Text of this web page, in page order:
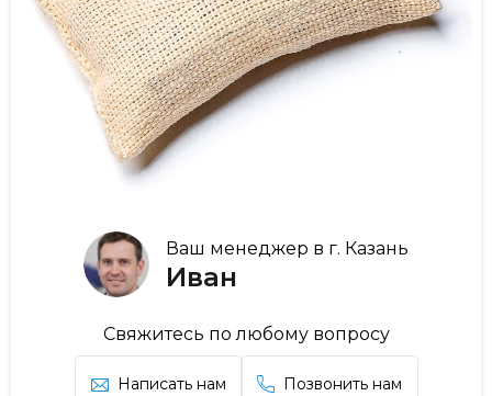
Ваш менеджер в г. Казань
Иван
Свяжитесь по любому вопросу
Написать нам Позвонить нам